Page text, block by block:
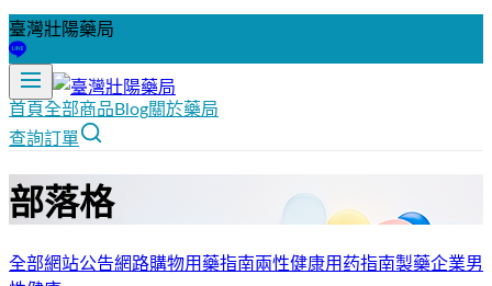
臺灣壯陽藥局
首頁全部商品 Blog關於藥局
查詢訂單
部落格
全部網站公告網路購物用藥指南兩性健康用药指南製藥企業男